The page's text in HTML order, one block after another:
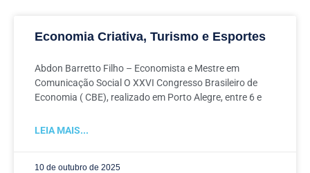
Economia Criativa, Turismo e Esportes
Abdon Barretto Filho – Economista e Mestre em
Comunicação Social O XXVI Congresso Brasileiro de
Economia ( CBE), realizado em Porto Alegre, entre 6 e
LEIA MAIS...
10 de outubro de 2025